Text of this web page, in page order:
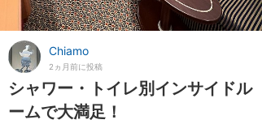
Chiamo
2ヵ月前に投稿
シャワー・トイレ別インサイドル
ームで大満足！